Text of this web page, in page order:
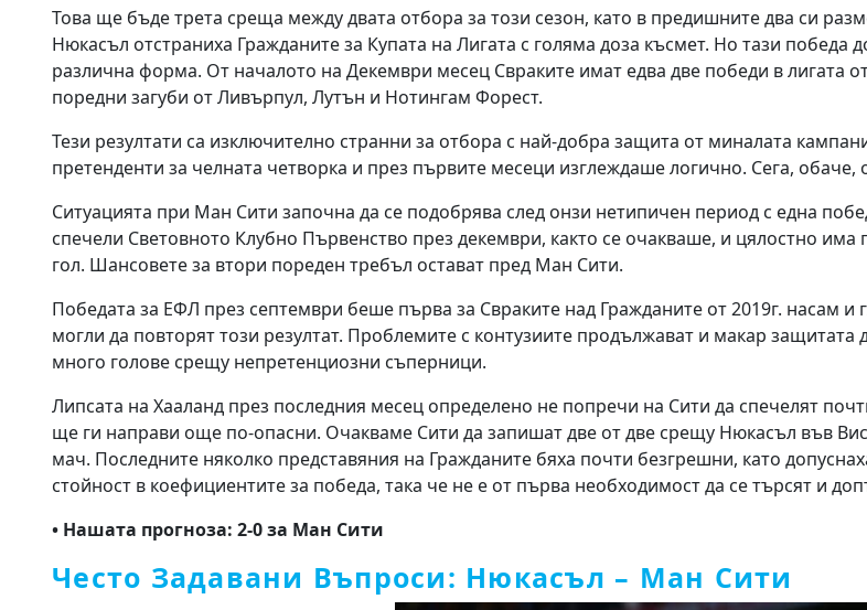
Това ще бъде трета среща между двата отбора за този сезон, като в предишните два си
Нюкасъл отстраниха Гражданите за Купата на Лигата с голяма доза късмет. Но тази
различна форма. От началото на Декември месец Свраките имат едва две победи в лигата
поредни загуби от Ливърпул, Лутън и Нотингам Форест.
Тези резултати са изключително странни за отбора с най-добра защита от миналата
претенденти за челната четворка и през първите месеци изглеждаше логично. Сега,
Ситуацията при Ман Сити започна да се подобрява след онзи нетипичен период с една
спечели Световното Клубно Първенство през декември, както се очакваше, и цялостно
гол. Шансовете за втори пореден требъл остават пред Ман Сити.
Победата за ЕФЛ през септември беше първа за Свраките над Гражданите от 2019г. насам
могли да повторят този резултат. Проблемите с контузиите продължават и макар защитата
много голове срещу непретенциозни съперници.
Липсата на Хааланд през последния месец определено не попречи на Сити да спечелят
ще ги направи още по-опасни. Очакваме Сити да запишат две от две срещу Нюкасъл във
мач. Последните няколко представяния на Гражданите бяха почти безгрешни, като
стойност в коефициентите за победа, така че не е от първа необходимост да се търсят и
• Нашата прогноза: 2-0 за Ман Сити
Често Задавани Въпроси: Нюкасъл – Ман Сити